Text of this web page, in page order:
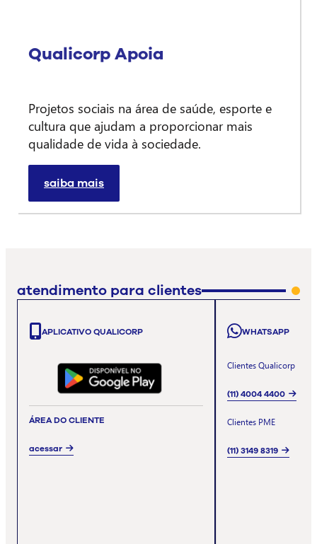
Qualicorp Apoia
Projetos sociais na área de saúde, esporte e
cultura que ajudam a proporcionar mais
qualidade de vida à sociedade.
saiba mais
atendimento para clientes
APLICATIVO QUALICORP
ÁREA DO CLIENTE
acessar
WHATSAPP
Clientes Qualicorp
(11) 4004 4400
Clientes PME
(11) 3149 8319